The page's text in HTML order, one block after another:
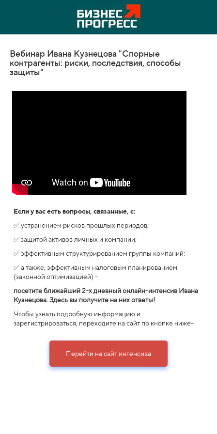
Вебинар Ивана Кузнецова "Спорные
контрагенты: риски, последствия, способы
защиты"
Если у вас есть вопросы, связанные, с:
✅ устранением рисков прошлых периодов;
✅ защитой активов личных и компании;
✅ эффективным структурированием группы компаний;
✅ а также, эффективным налоговым планированием
(законной оптимизацией) -
посетите ближайший 2-х дневный онлайн-интенсив Ивана
Кузнецова.Здесь вы получите на них ответы!
Чтобы узнать подробную информацию и
зарегистрироваться, переходите на сайт по кнопке ниже-
Перейти на сайт интенсива